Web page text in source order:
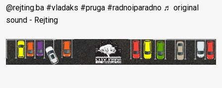
@rejting.ba #vladaks #pruga #radnoiparadno ♬ original
sound - Rejting